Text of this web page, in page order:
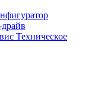
драйв
Техническое